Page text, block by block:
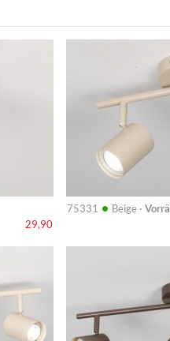
29,90
75331 • Beige ·
Info
Info